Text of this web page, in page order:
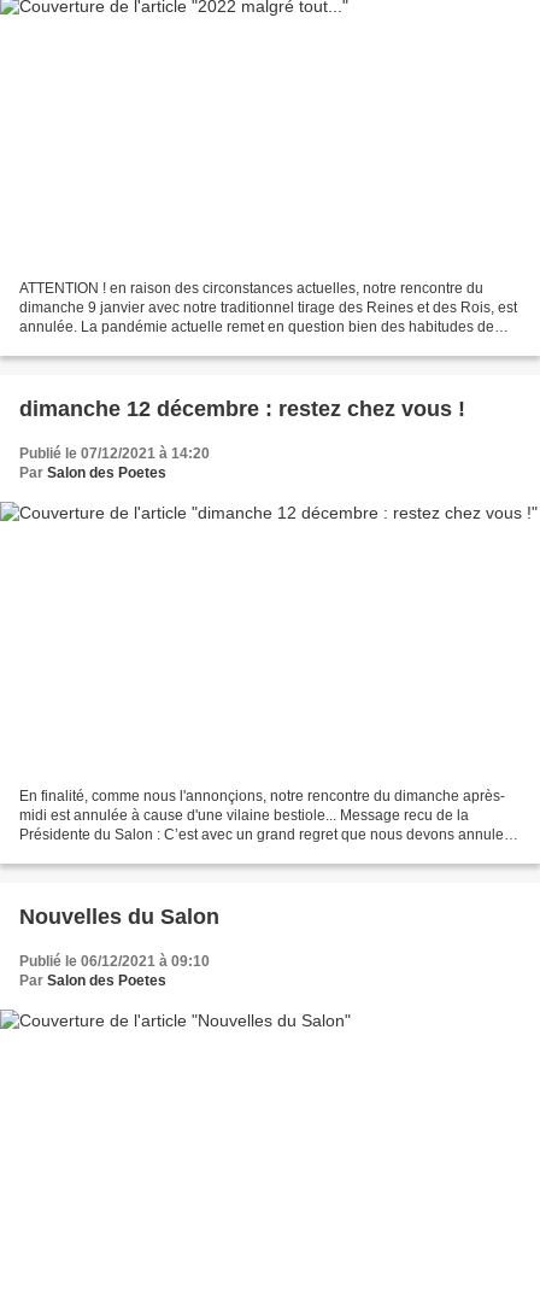
ATTENTION ! en raison des circonstances actuelles, notre rencontre du
dimanche 9 janvier avec notre traditionnel tirage des Reines et des Rois, est
annulée. La pandémie actuelle remet en question bien des habitudes de
dimanche 12 décembre : restez chez vous !
Publié le 07/12/2021 à 14:20
Par Salon des Poetes
En finalité, comme nous l'annonçions, notre rencontre du dimanche après-
midi est annulée à cause d'une vilaine bestiole... Message recu de la
Présidente du Salon : C’est avec un grand regret que nous devons annuler
Nouvelles du Salon
Publié le 06/12/2021 à 09:10
Par Salon des Poetes